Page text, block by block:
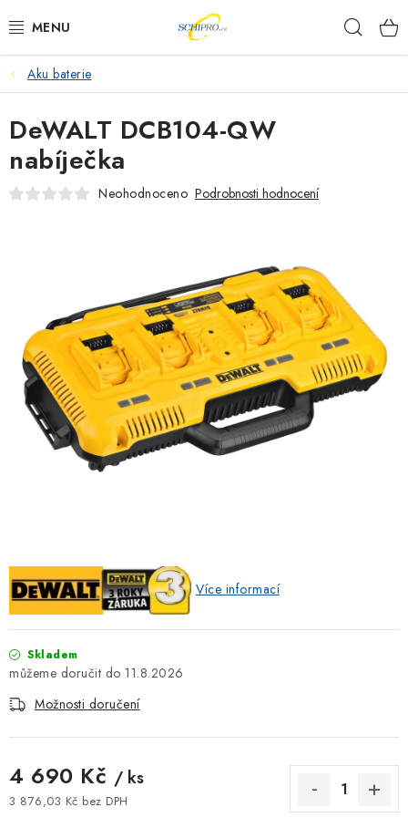
na
AKU NÁŘADÍ
ELEKTRICKÉ NÁŘADÍ
PŘÍSLUŠENSTVÍ
ZAHRADNÍ TECHNIKA
PRACOVNÍ STOLY
ZNAČKOVACÍ SPREJE
Jak nakupovat
Obchodní podmínky
Aku baterie
Více informací
Skladem
11.8.2026
Možnosti doručení
4 690 Kč / ks
3 876,03 Kč bez DPH
DeWALT DCB104-QW
nabíječka
Neohodnoceno Podrobnosti hodnocení